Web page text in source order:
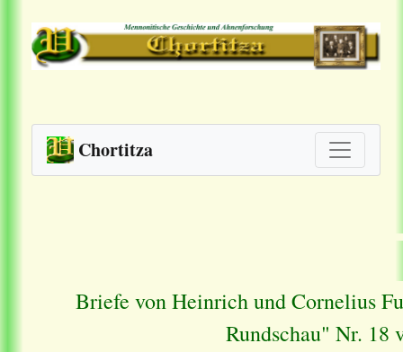
Chortitza
Briefe von Heinrich und Cornelius
Rundschau" Nr. 18